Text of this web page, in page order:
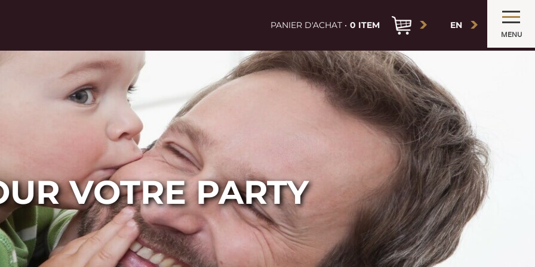
EN
PANIER D'ACHAT • 0 ITEM
VOTRE PARTY
MENU